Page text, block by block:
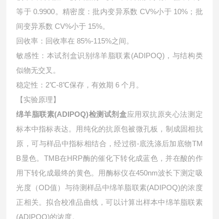
等于 0.9900。精密度：批内变异系数 CV%小于 10%；批
间变异系数 CV%小于 15%。
回收率：回收率在 85%-115%之间。
敏感性：本试剂盒识别绵羊脂联素(ADIPOQ)，与结构类
似物无交叉。
稳定性：2℃-8℃保存，有效期 6 个月。
【实验原理】
绵羊脂联素(ADIPOQ)检测试剂盒应用双抗原夹心法测定
标本中指标表达。用纯化的抗原包被微孔板，制成固相抗
原，可与样品中指标相结合，经过彻-底洗涤后加底物TM
B显色。TMB在HRP酶的催化下转化成蓝色，并在酸的作
用下转化成最终的黄色。用酶标仪在450nm波长下测定吸
光度（OD值）与待测样品中绵羊脂联素(ADIPOQ)的浓度
正相关。拟合校准品曲线，可以计算出样本中绵羊脂联素
(ADIPOQ)的浓度。